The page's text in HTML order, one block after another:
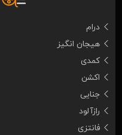
درام
هیجان انگیز
کمدی
اکشن
جنایی
رازآلود
فانتزی